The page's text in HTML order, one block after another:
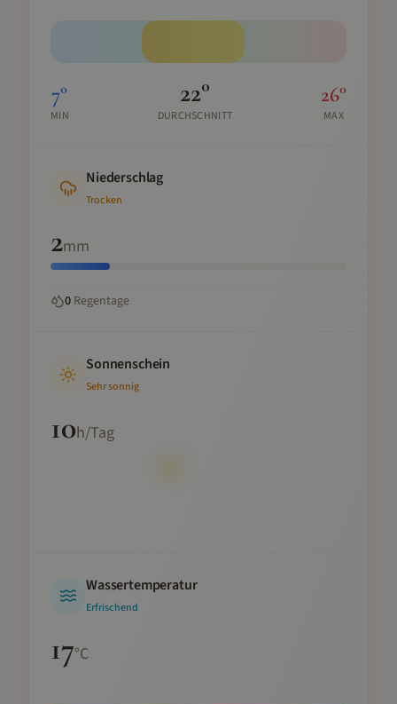
7°
MIN
22°
DURCHSCHNITT
26°
MAX
Niederschlag
Trocken
2mm
0 Regentage
Sonnenschein
Sehr sonnig
10h/Tag
Wassertemperatur
Erfrischend
17°C